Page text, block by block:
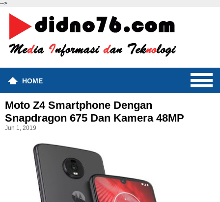
-->
HOME
Moto Z4 Smartphone Dengan
Snapdragon 675 Dan Kamera 48MP
Jun 1, 2019